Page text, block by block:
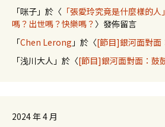
「咪子 」於〈 「張愛玲究竟是什麼樣的
嗎？出世嗎？快樂嗎？ 〉發佈留言
「Chen Lerong 」於〈[節目]銀河面對面
「浅川大人 」於〈[節目]銀河面對面：鼓
2024 年 4 月